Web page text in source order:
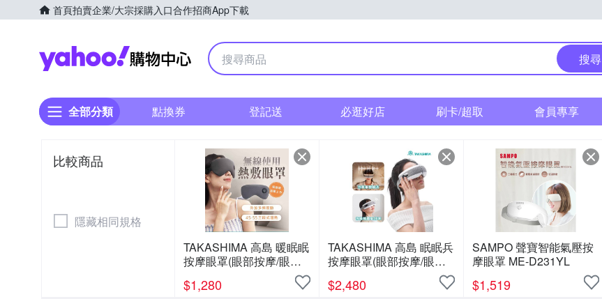
首頁拍賣企業/大宗採購入口合作招商App下載
Yahoo購物中心
搜尋
全部分類 點換券 登記送 必逛好店 刷卡/超取 會員專享
比較商品
隱藏相同規格
TAKASHIMA 高島 暖眠眠
按摩眼罩(眼部按摩/眼罩/
震動/紓壓/熱敷/禮物/M-
203)
$1,280
TAKASHIMA 高島 眠眠兵
按摩眼罩(眼部按摩/眼罩/
眼周/紓壓/熱敷/禮物/M-
2209A)
$2,480
SAMPO 聲寶智能氣壓按
摩眼罩 ME-D231YL
$1,519